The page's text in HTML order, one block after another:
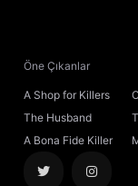
Öne Çıkanlar
A Shop for Killers
The Husband
A Bona Fide Killer